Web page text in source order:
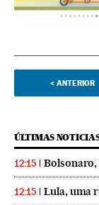
< ANTERIOR
ÚLTIMAS
12:15 Bolsonaro,
12:15 Lula, uma